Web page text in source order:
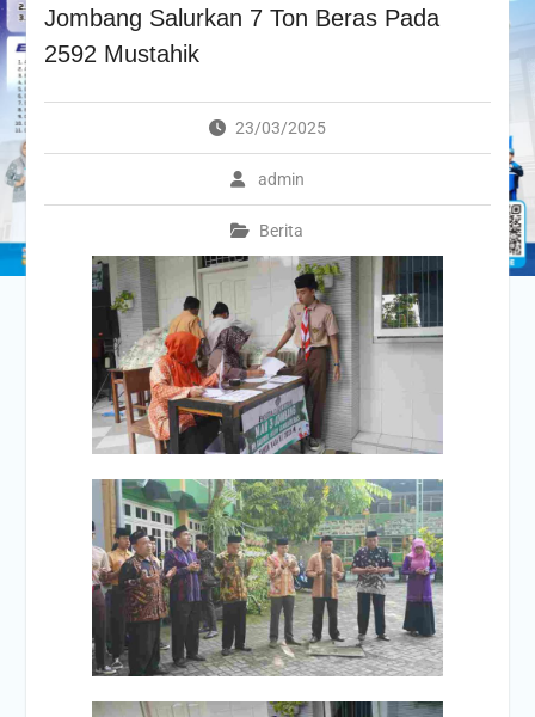
Jombang Salurkan 7 Ton Beras Pada
2592 Mustahik
23/03/2025
admin
Berita